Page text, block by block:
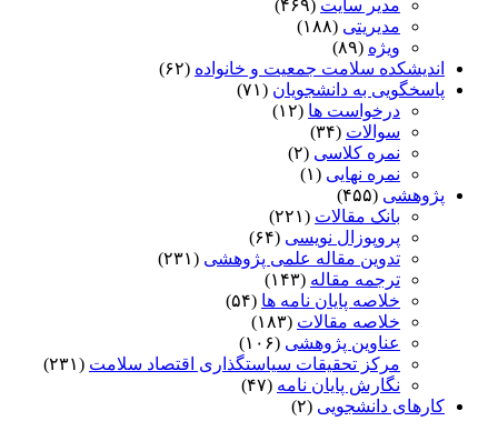
مدیر سایت (۴۶۹)
مدیریتی (۱۸۸)
ویژه (۸۹)
اندیشکده سلامت جمعیت و خانواده (۶۲)
پاسخگویی به دانشجویان (۷۱)
درخواست ها (۱۲)
سوالات (۳۴)
نمره کلاسی (۲)
نمره نهایی (۱)
پژوهشی (۴۵۵)
بانک مقالات (۲۲۱)
پروپوزال نویسی (۶۴)
تدوین مقاله علمی پژوهشی (۲۳۱)
ترجمه مقاله (۱۴۳)
خلاصه پایان نامه ها (۵۴)
خلاصه مقالات (۱۸۳)
عناوین پژوهشی (۱۰۶)
مرکز تحقیقات سیاستگذاری اقتصاد سلامت (۲۳۱)
نگارش پایان نامه (۴۷)
کارهای دانشجویی (۲)